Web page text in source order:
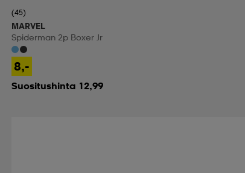
(45)
MARVEL
Spiderman 2p Boxer Jr
8,-
Suositushinta 12,99